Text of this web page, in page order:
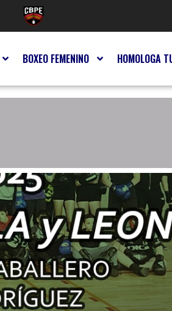
BOXEO FEMENINO HOMOLOGA